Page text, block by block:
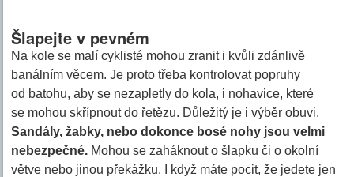
Šlapejte v pevném
Na kole se malí cyklisté mohou zranit i kvůli zdánlivě
banálním věcem. Je proto třeba kontrolovat popruhy
od batohu, aby se nezapletly do kola, i nohavice, které
se mohou skřípnout do řetězu. Důležitý je i výběr obuvi.
Sandály, žabky, nebo dokonce bosé nohy jsou velmi
nebezpečné. Mohou se zaháknout o šlapku či o okolní
větve nebo jinou překážku. I když máte pocit, že jedete jen